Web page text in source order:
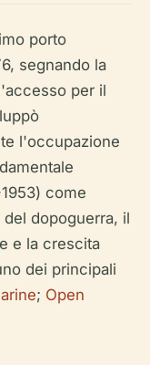
porto
segnando la
per il
l'occupazione
come
dopoguerra, il
e la crescita
dei principali
; Open